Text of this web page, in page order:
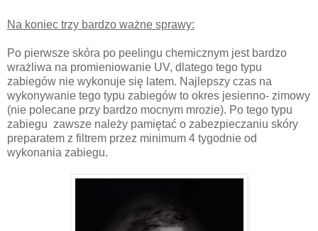
Na koniec trzy bardzo ważne sprawy:
Po pierwsze skóra po peelingu chemicznym jest bardzo
wrażliwa na promieniowanie UV, dlatego tego typu
zabiegów nie wykonuje się latem. Najlepszy czas na
wykonywanie tego typu zabiegów to okres jesienno- zimowy
(nie polecane przy bardzo mocnym mrozie). Po tego typu
zabiegu zawsze należy pamiętać o zabezpieczaniu skóry
preparatem z filtrem przez minimum 4 tygodnie od
wykonania zabiegu.